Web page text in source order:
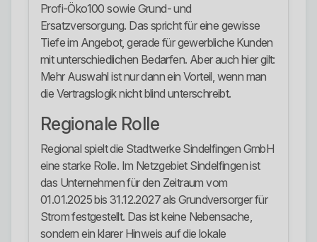
Profi-Öko100 sowie Grund- und
Ersatzversorgung. Das spricht für eine gewisse
Tiefe im Angebot, gerade für gewerbliche Kunden
mit unterschiedlichen Bedarfen. Aber auch hier gilt:
Mehr Auswahl ist nur dann ein Vorteil, wenn man
die Vertragslogik nicht blind unterschreibt.
Regionale Rolle
Regional spielt die Stadtwerke Sindelfingen GmbH
eine starke Rolle. Im Netzgebiet Sindelfingen ist
das Unternehmen für den Zeitraum vom
01.01.2025 bis 31.12.2027 als Grundversorger für
Strom festgestellt. Das ist keine Nebensache,
sondern ein klarer Hinweis auf die lokale